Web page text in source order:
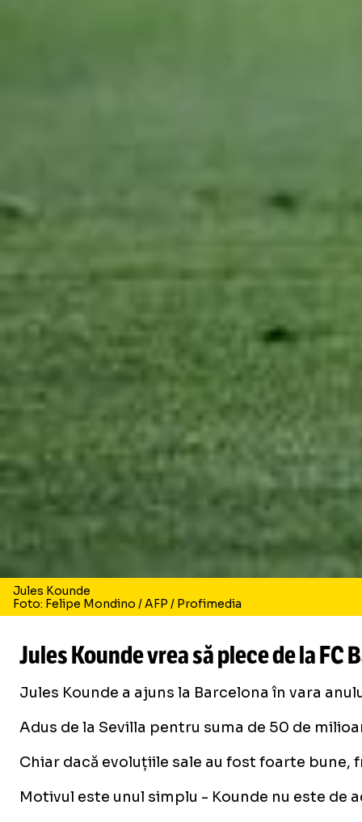
Jules Kounde
Foto: Felipe Mondino / AFP / Profimedia
Jules Kounde vrea să plece de la
Jules Kounde a ajuns la Barcelona în vara
Adus de la Sevilla pentru suma de 50 de
Chiar dacă evoluțiile sale au fost foarte bune,
Motivul este unul simplu - Kounde nu este de